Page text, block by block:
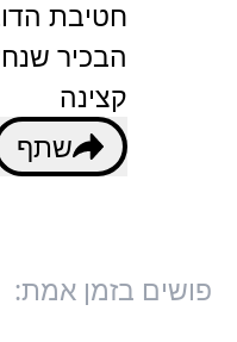
חטיבת
הבכיר
קצינה
שתף
פושים בזמן אמת: